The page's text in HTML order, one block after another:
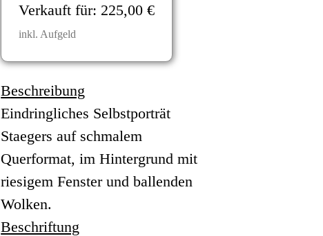
Verkauft für: 225,00 €
inkl. Aufgeld
Beschreibung
Eindringliches Selbstporträt
Staegers auf schmalem
Querformat, im Hintergrund mit
riesigem Fenster und ballenden
Wolken.
Beschriftung